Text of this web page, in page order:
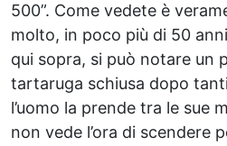
500”. Come vedete è
molto, in poco più di 50
qui sopra, si può notare un
tartaruga schiusa dopo
l’uomo la prende tra le sue
non vede l’ora di scendere